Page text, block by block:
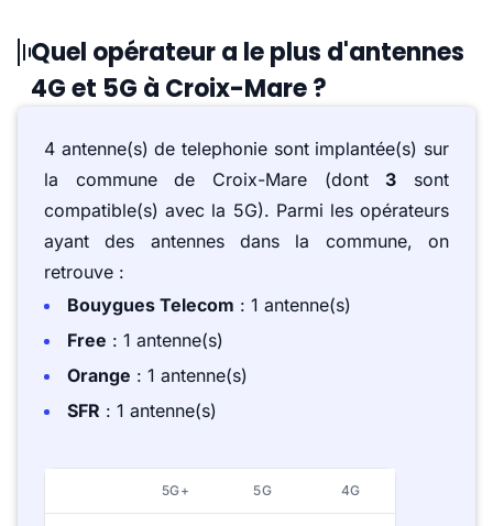
Quel opérateur a le plus d'antennes
4G et 5G à Croix-Mare ?
4 antenne(s) de telephonie sont implantée(s) sur
la commune de Croix-Mare (dont3 sont
compatible(s) avec la 5G). Parmi les opérateurs
ayant des antennes dans la commune, on
retrouve :
Bouygues Telecom : 1 antenne(s)
Free : 1 antenne(s)
Orange : 1 antenne(s)
SFR : 1 antenne(s)
5G+ 5G 4G